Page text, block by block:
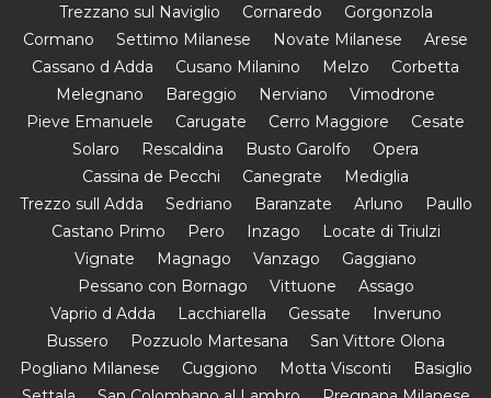
Trezzano sul Naviglio
Cornaredo
Gorgonzola
Cormano
Settimo Milanese Novate Milanese
Arese
Cassano d Adda
Cusano Milanino Melzo
Corbetta
Melegnano
Bareggio Nerviano
Vimodrone
Pieve Emanuele
Carugate Cerro Maggiore
Cesate
Solaro
Rescaldina Busto Garolfo
Opera
Cassina de Pecchi
Canegrate
Mediglia
Trezzo sull Adda
Sedriano Baranzate Arluno
Paullo
Castano Primo
Pero Inzago
Locate di Triulzi
Vignate
Magnago Vanzago
Gaggiano
Pessano con Bornago
Vittuone
Assago
Vaprio d Adda
Lacchiarella Gessate
Inveruno
Bussero
Pozzuolo Martesana
San Vittore Olona
Pogliano Milanese
Cuggiono Motta Visconti
Basiglio